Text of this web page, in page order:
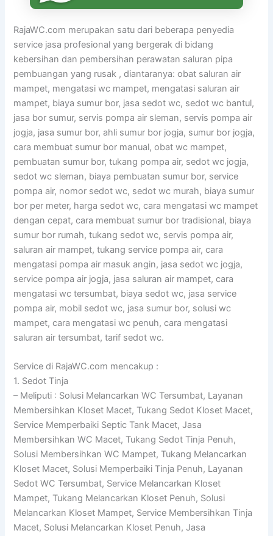
RajaWC.com merupakan satu dari beberapa penyedia
service jasa profesional yang bergerak di bidang
kebersihan dan pembersihan perawatan saluran pipa
pembuangan yang rusak , diantaranya: obat saluran air
mampet, mengatasi wc mampet, mengatasi saluran air
mampet, biaya sumur bor, jasa sedot wc, sedot wc bantul,
jasa bor sumur, servis pompa air sleman, servis pompa air
jogja, jasa sumur bor, ahli sumur bor jogja, sumur bor jogja,
cara membuat sumur bor manual, obat wc mampet,
pembuatan sumur bor, tukang pompa air, sedot wc jogja,
sedot wc sleman, biaya pembuatan sumur bor, service
pompa air, nomor sedot wc, sedot wc murah, biaya sumur
bor per meter, harga sedot wc, cara mengatasi wc mampet
dengan cepat, cara membuat sumur bor tradisional, biaya
sumur bor rumah, tukang sedot wc, servis pompa air,
saluran air mampet, tukang service pompa air, cara
mengatasi pompa air masuk angin, jasa sedot wc jogja,
service pompa air jogja, jasa saluran air mampet, cara
mengatasi wc tersumbat, biaya sedot wc, jasa service
pompa air, mobil sedot wc, jasa sumur bor, solusi wc
mampet, cara mengatasi wc penuh, cara mengatasi
saluran air tersumbat, tarif sedot wc.
Service di RajaWC.com mencakup :
1. Sedot Tinja
– Meliputi : Solusi Melancarkan WC Tersumbat, Layanan
Membersihkan Kloset Macet, Tukang Sedot Kloset Macet,
Service Memperbaiki Septic Tank Macet, Jasa
Membersihkan WC Macet, Tukang Sedot Tinja Penuh,
Solusi Membersihkan WC Mampet, Tukang Melancarkan
Kloset Macet, Solusi Memperbaiki Tinja Penuh, Layanan
Sedot WC Tersumbat, Service Melancarkan Kloset
Mampet, Tukang Melancarkan Kloset Penuh, Solusi
Melancarkan Kloset Mampet, Service Membersihkan Tinja
Macet, Solusi Melancarkan Kloset Penuh, Jasa